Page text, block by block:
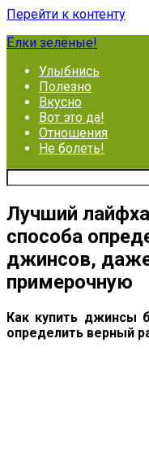
Перейти к контенту
Ёлки зелёные!
Улыбнись
Полезно
Вкусно
Вот это да!
Отношения
Не болеть!
Лучший
способа
джинсов,
примерочную
Как купить джинсы
определить верный